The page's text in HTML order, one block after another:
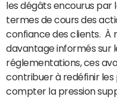
les dégâts encourus
termes de cours des
confiance des clients. À
davantage informés sur
réglementations, ces
contribuer à redéfinir les
compter la pression